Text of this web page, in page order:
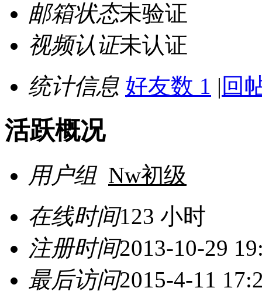
邮箱状态未验证
视频认证未认证
统计信息 好友数 1 | 回
活跃概况
用户组 Nw初级
在线时间123 小时
注册时间2013-10-29
最后访问2015-4-11